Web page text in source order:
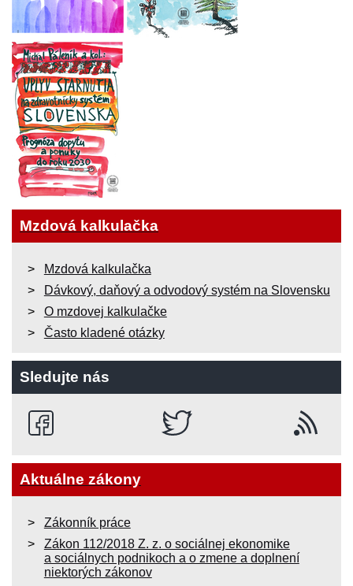
Mzdová kalkulačka
Mzdová kalkulačka
Dávkový, daňový a odvodový systém na Slovensku
O mzdovej kalkulačke
Často kladené otázky
Sledujte nás
Aktuálne zákony
Zákonník práce
Zákon 112/2018 Z. z. o sociálnej ekonomike
a sociálnych podnikoch a o zmene a doplnení
niektorých zákonov